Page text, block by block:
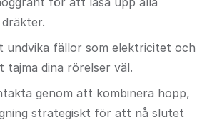
undvika fällor som elektricitet och
tajma dina rörelser väl.
genom att kombinera hopp,
strategiskt för att nå slutet